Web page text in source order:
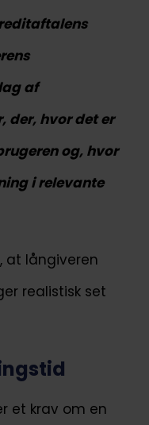
af
der, hvor det er
og, hvor
i relevante
at långiveren
realistisk set
et krav om en